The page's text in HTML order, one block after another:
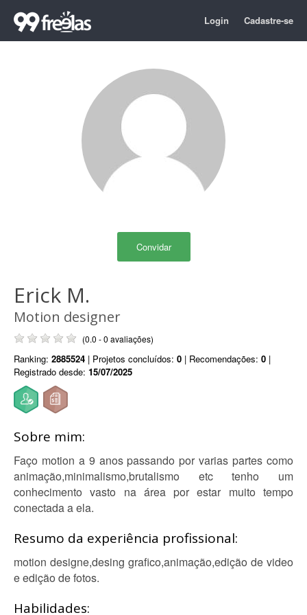
Login Cadastre-se
Convidar
Erick M.
Motion designer
(0.0 - 0 avaliações)
Ranking: 2885524 | Projetos concluídos: 0 | Recomendações: 0 |
Registrado desde: 15/07/2025
Sobre mim:
Faço motion a 9 anos passando por varias partes como
animação,minimalismo,brutalismo etc tenho um
conhecimento vasto na área por estar muito tempo
conectada a ela.
Resumo da experiência profissional:
motion designe,desing grafico,animação,edição de video
e edição de fotos.
Habilidades: